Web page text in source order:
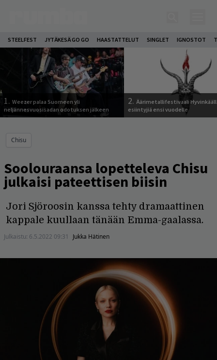
STEELFEST JYTÄKESÄ GO GO HAASTATTELUT SINGLET IGNOSTOT
1. Weezer palaa Suomeen yli
neljännesvuosisadan odotuksen jälkeen
2. Äärimetallifestivaali
esiintyjiä ensi vuodelle
Chisu
Soolouraansa lopetteleva Chisu
julkaisi pateettisen biisin
Jori Sjöroosin kanssa tehty dramaattinen
kappale kuullaan tänään Emma-gaalassa.
Julkaistu: 6.5.2022 09:31 Jukka Hätinen